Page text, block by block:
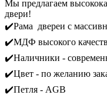
Мы предлагаем
двери!
✔️Рама двереи с
✔️МДФ высокого
✔️Наличники -
✔️Цвет - по желанию
✔️Петля - AGB